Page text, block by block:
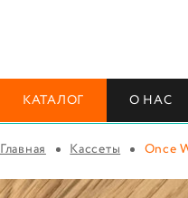
КАТАЛОГ О НАС
Главная Кассеты Once